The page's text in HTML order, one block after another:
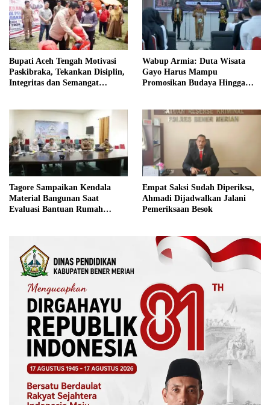
Bupati Aceh Tengah Motivasi
Paskibraka, Tekankan Disiplin,
Integritas dan Semangat
Wabup Armia: Duta Wisata
Gayo Harus Mampu
Promosikan Budaya Hingga
Tagore Sampaikan Kendala
Material Bangunan Saat
Evaluasi Bantuan Rumah
Empat Saksi Sudah Diperiksa,
Ahmadi Dijadwalkan Jalani
Pemeriksaan Besok